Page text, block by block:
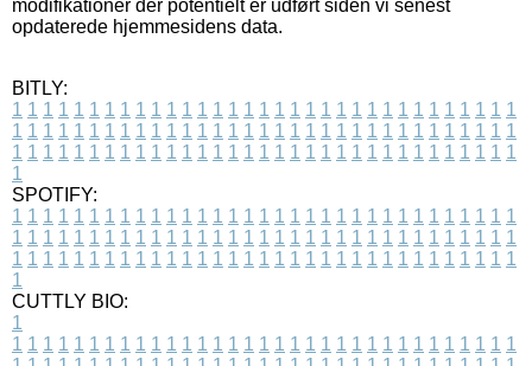
modifikationer der potentielt er udført siden vi senest
opdaterede hjemmesidens data.
BITLY:
1 1 1 1 1 1 1 1 1 1 1 1 1 1 1 1 1 1 1 1 1 1 1 1 1 1 1 1 1 1 1 1 1
1 1 1 1 1 1 1 1 1 1 1 1 1 1 1 1 1 1 1 1 1 1 1 1 1 1 1 1 1 1 1 1 1
1 1 1 1 1 1 1 1 1 1 1 1 1 1 1 1 1 1 1 1 1 1 1 1 1 1 1 1 1 1 1 1 1
1
SPOTIFY:
1 1 1 1 1 1 1 1 1 1 1 1 1 1 1 1 1 1 1 1 1 1 1 1 1 1 1 1 1 1 1 1 1
1 1 1 1 1 1 1 1 1 1 1 1 1 1 1 1 1 1 1 1 1 1 1 1 1 1 1 1 1 1 1 1 1
1 1 1 1 1 1 1 1 1 1 1 1 1 1 1 1 1 1 1 1 1 1 1 1 1 1 1 1 1 1 1 1 1
1
CUTTLY BIO:
1
1 1 1 1 1 1 1 1 1 1 1 1 1 1 1 1 1 1 1 1 1 1 1 1 1 1 1 1 1 1 1 1 1